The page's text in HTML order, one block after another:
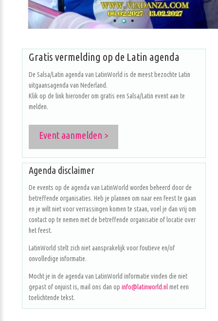
Gratis vermelding op de Latin agenda
De Salsa/Latin agenda van LatinWorld is de meest bezochte Latin
uitgaansagenda van Nederland.
Klik op de link hieronder om gratis een Salsa/Latin event aan te
melden.
Event aanmelden >
Agenda disclaimer
De events op de agenda van LatinWorld worden beheerd door de
betreffende organisaties. Heb je plannen om naar een feest te gaan
en je wilt niet voor verrassingen komen te staan, voel je dan vrij om
contact op te nemen met de betreffende organisatie of locatie over
het feest.
LatinWorld stelt zich niet aansprakelijk voor foutieve en/of
onvolledige informatie.
Mocht je in de agenda van LatinWorld informatie vinden die niet
gepast of onjuist is, mail ons dan op info@latinworld.nlmet een
toelichtende tekst.